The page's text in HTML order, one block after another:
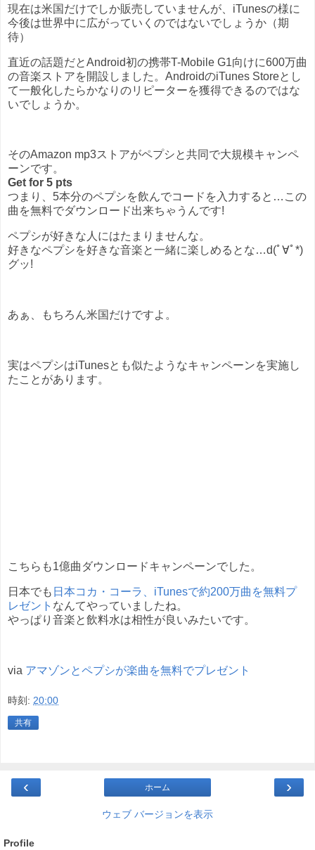
現在は米国だけでしか販売していませんが、iTunesの様に
今後は世界中に広がっていくのではないでしょうか（期
待）
直近の話題だとAndroid初の携帯T-Mobile G1向けに600万曲
の音楽ストアを開設しました。AndroidのiTunes Storeとし
て一般化したらかなりのリピーターを獲得できるのではな
いでしょうか。
そのAmazon mp3ストアがペプシと共同で大規模キャンペ
ーンです。
Get for 5 pts
つまり、5本分のペプシを飲んでコードを入力すると…この
曲を無料でダウンロード出来ちゃうんです!
ペプシが好きな人にはたまりませんな。
好きなペプシを好きな音楽と一緒に楽しめるとな…d(ﾟ∀ﾟ*)
グッ!
あぁ、もちろん米国だけですよ。
実はペプシはiTunesとも似たようなキャンペーンを実施し
たことがあります。
こちらも1億曲ダウンロードキャンペーンでした。
日本でも 日本コカ・コーラ、iTunesで約200万曲を無料プ
レゼント なんてやっていましたね。
やっぱり音楽と飲料水は相性が良いみたいです。
via アマゾンとペプシが楽曲を無料でプレゼント
時刻: 20:00
共有
‹ ›
ホーム
ウェブ バージョンを表示
Profile